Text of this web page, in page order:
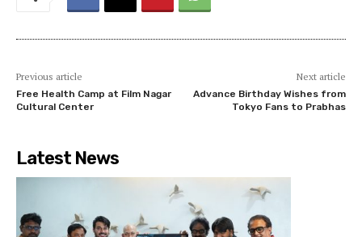
Previous article
Free Health Camp at Film Nagar
Cultural Center
Next article
Advance Birthday Wishes from
Tokyo Fans to Prabhas
Latest News